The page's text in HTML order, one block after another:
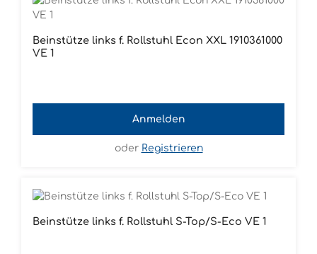
Beinstütze links f. Rollstuhl Econ XXL 1910361000
VE 1
Anmelden
oder Registrieren
Beinstütze links f. Rollstuhl S-Top/S-Eco VE 1